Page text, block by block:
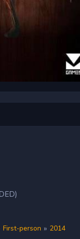
First-person » 2014